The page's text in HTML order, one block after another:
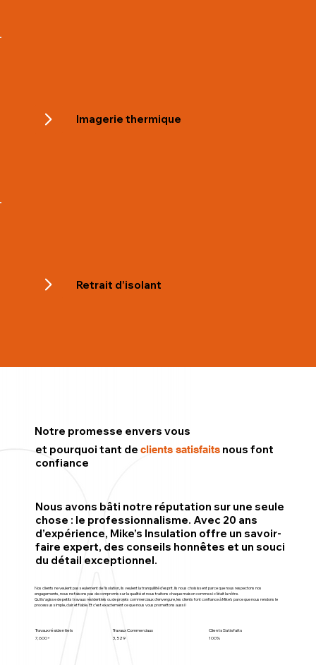
Imagerie thermique
Retrait d’isolant
Notre promesse envers vous
et pourquoi tant de clients satisfaitsnous font
confiance
Nous avons bâti notre réputation sur une seule
chose : le professionnalisme. Avec 20 ans
d’expérience, Mike’s Insulation offre un savoir-
faire expert, des conseils honnêtes et un souci
du détail exceptionnel.
Nos clients ne veulent pas seulement de l’isolation, ils veulent la tranquillité d’esprit. Ils nous choisissent parce que nous respectons nos
engagements, nous ne faisons pas de compromis sur la qualité et nous traitons chaque maison comme si c’était la nôtre.
Qu’il s’agisse de petits travaux résidentiels ou de projets commerciaux d’envergure, les clients font confiance à Mike’s parce que nous rendons le
processus simple, clair et fiable. Et c’est exactement ce que nous vous promettons aussi !
Travaux résidentiels
7,600+
Travaux Commerciaux
3,529
Clients Satisfaits
100%